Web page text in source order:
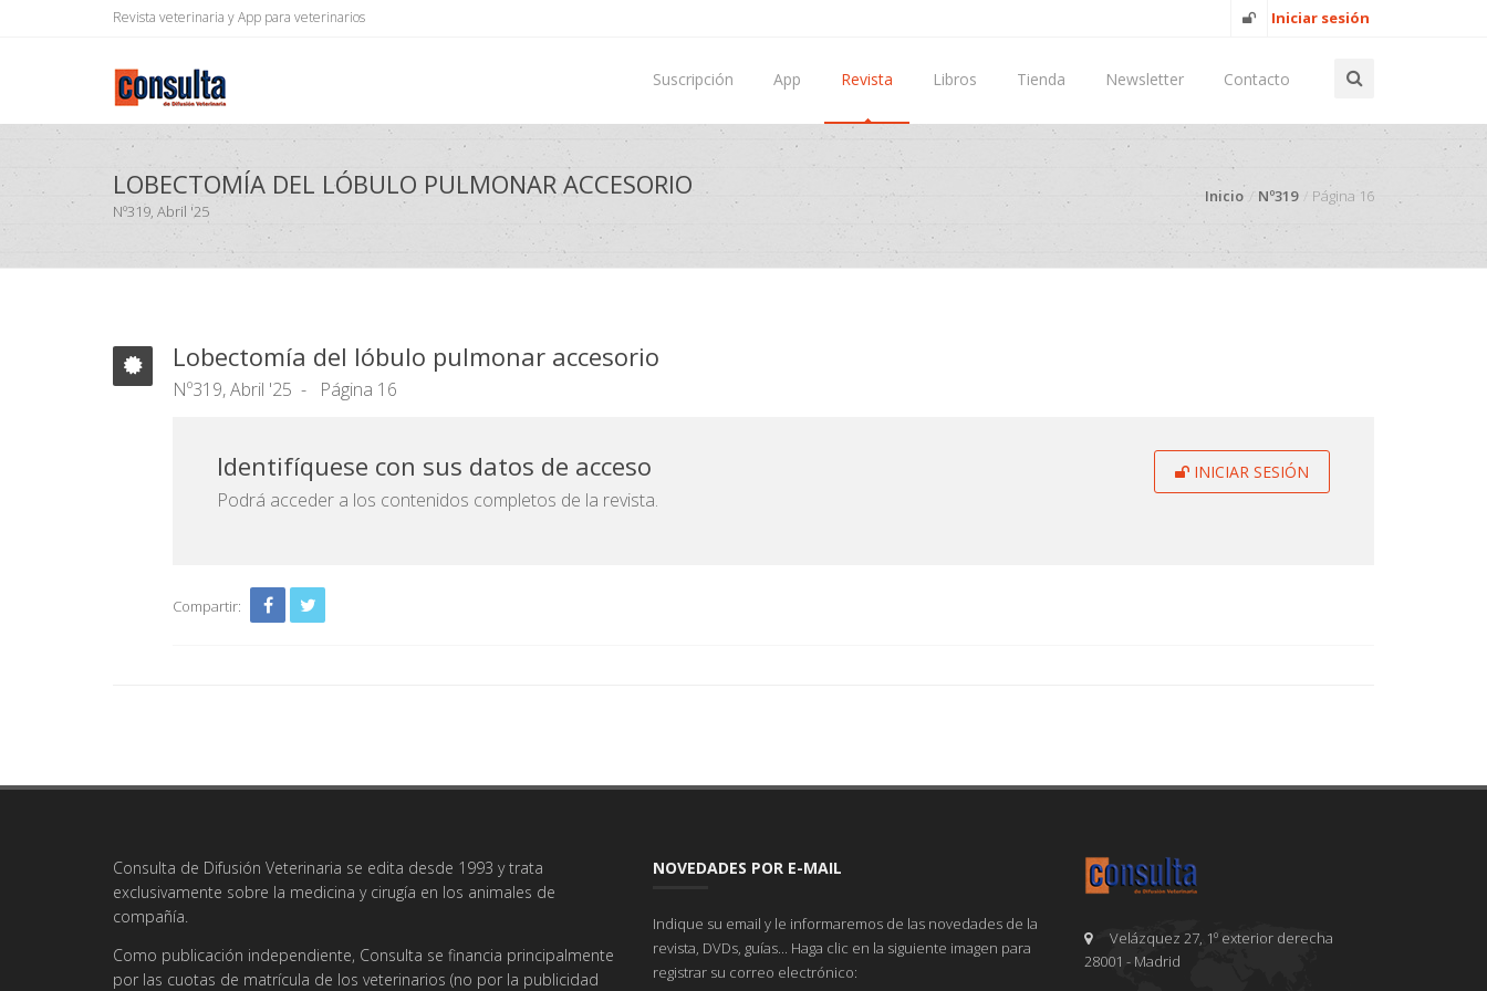
Revista veterinaria y App para veterinarios Iniciar sesión
Suscripción App Revista Libros Tienda Newsletter Contacto
LOBECTOMÍA DEL LÓBULO PULMONAR ACCESORIO
Nº319, Abril '25
Inicio Nº319 Página 16
Lobectomía del lóbulo pulmonar accesorio
Nº319, Abril '25 Página 16
INICIAR SESIÓN
Identifíquese con sus datos de acceso
Podrá acceder a los contenidos completos de la revista.
Compartir:
Consulta de Difusión Veterinaria se edita desde 1993 y trata
exclusivamente sobre la medicina y cirugía en los animales de
compañía.
Como publicación independiente, Consulta se financia principalmente
por las cuotas de matrícula de los veterinarios (no por la publicidad
NOVEDADES POR E-MAIL
Indique su email y le informaremos de las novedades de la
revista, DVDs, guías... Haga clic en la siguiente imagen para
registrar su correo electrónico:
Velázquez 27, 1º exterior derecha
28001 - Madrid